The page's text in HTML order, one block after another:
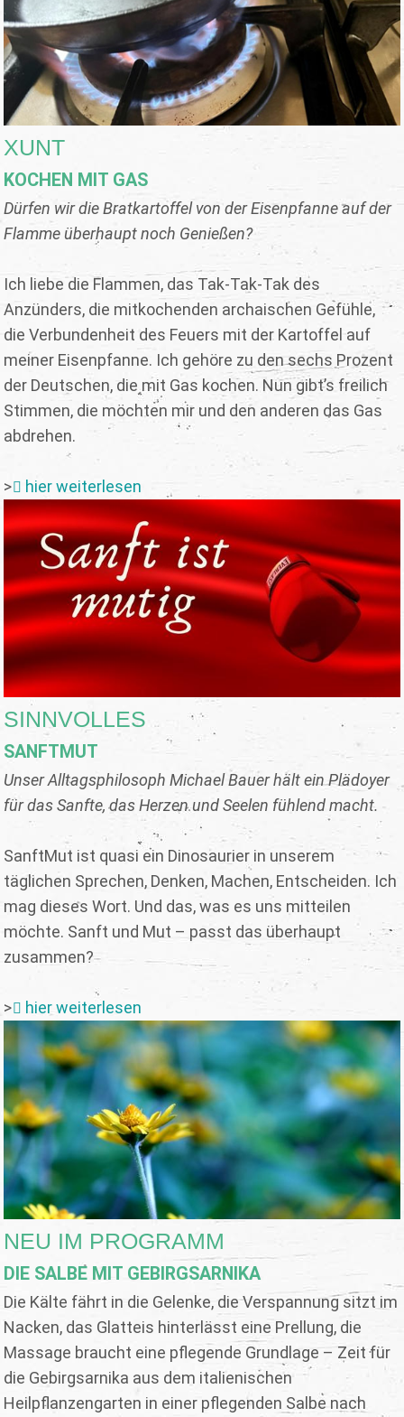
XUNT
KOCHEN MIT GAS
Dürfen wir die Bratkartoffel von der Eisenpfanne auf der
Flamme überhaupt noch Genießen?
Ich liebe die Flammen, das Tak-Tak-Tak des
Anzünders, die mitkochenden archaischen Gefühle,
die Verbundenheit des Feuers mit der Kartoffel auf
meiner Eisenpfanne. Ich gehöre zu den sechs Prozent
der Deutschen, die mit Gas kochen. Nun gibt’s freilich
Stimmen, die möchten mir und den anderen das Gas
abdrehen.
> hier weiterlesen
SINNVOLLES
SANFTMUT
Unser Alltagsphilosoph Michael Bauer hält ein Plädoyer
für das Sanfte, das Herzen und Seelen fühlend macht.
SanftMut ist quasi ein Dinosaurier in unserem
täglichen Sprechen, Denken, Machen, Entscheiden. Ich
mag dieses Wort. Und das, was es uns mitteilen
möchte. Sanft und Mut – passt das überhaupt
zusammen?
> hier weiterlesen
NEU IM PROGRAMM
DIE SALBE MIT GEBIRGSARNIKA
Die Kälte fährt in die Gelenke, die Verspannung sitzt im
Nacken, das Glatteis hinterlässt eine Prellung, die
Massage braucht eine pflegende Grundlage – Zeit für
die Gebirgsarnika aus dem italienischen
Heilpflanzengarten in einer pflegenden Salbe nach